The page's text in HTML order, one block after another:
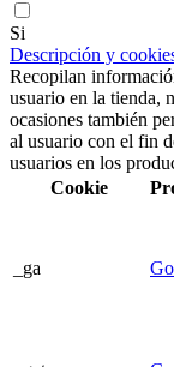
Si
Descripción y
Recopilan
usuario en la tienda,
ocasiones también
al usuario con el fin
usuarios en los
Cookie
_ga